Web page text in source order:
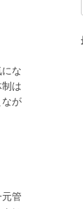
な
は
が
管